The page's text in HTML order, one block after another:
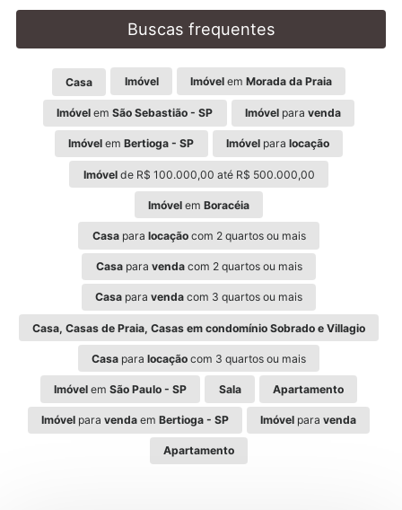
Buscas frequentes
Casa Imóvel Imóvelem Morada da Praia
Imóvel emSão Sebastião - SP Imóvelpara venda
Imóvel emBertioga - SP Imóvelpara locação
Imóvelde R$ 100.000,00 até R$ 500.000,00
Imóvel em Boracéia
Casapara locaçãocom 2 quartos ou mais
Casapara vendacom 2 quartos ou mais
Casa para venda com 3 quartos ou mais
Casa, Casas de Praia, Casas em condomínio Sobrado e Villagio
Casa para locação com 3 quartos ou mais
Imóvel emSão Paulo - SP Sala Apartamento
Imóvelpara vendaem Bertioga - SP Imóvel paravenda
Apartamento